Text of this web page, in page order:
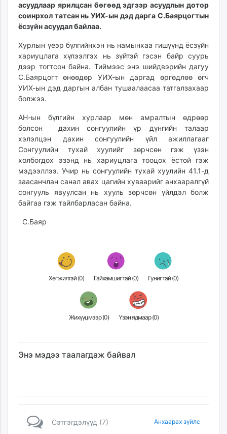
tovch.mn
ikon.mn
mnb.mn
Livetv.mn
Eguur.mn
24tsag.mn
shuud.mn
eagle.mn
zarig.mn
zuv.mn
mminfo.mn
ugluu.mn
urlag.mn
unen.mn
shudarga.mn
mglradio.com
tvmongolia.mn
tac.mn
paparazzi.mn
асуудлаар ярилцсан бөгөөд эдгээр асуудлын дотор
соинрхол татсан нь УИХ-ын дэд дарга С.Баярцогтын
ёсзүйн асуудал байлаа.
Хурлын үеэр бүлгийнхэн нь намынхаа гишүүнд ёсзүйн
хариуцлага хүлээлгэх нь зүйтэй гэсэн байр суурь
дээр тогтсон байна. Тиймээс энэ шийдвэрийн дагуу
С.Баярцогт өнөөдөр УИХ-ын даргад өргөдлөө өгч
УИХ-ын дэд даргын албан тушаалаасаа татгалзахаар
болжээ.
АН-ын бүлгийн хурлаар мөн амралтын өдрөөр
болсон дахин сонгуулийн үр дүнгийн талаар
хэлэлцэн дахин сон­гуу­лийн үйл ажиллагааг
Сонгуулийн тухай хуулийг зөрчсөн гэж үзэн
холбогдох эзэнд нь хариуцлага тооцох ёстой гэж
мэдээллээ. Учир нь сонгуулийн тухай хуу­лийн 41.1-д
заасанчлан санал авах цагийн хуваарийг анхааралгүй
сонгууль явуул­сан нь хууль зөрчсөн үйлдэл болж
байгаа гэж тайлбарласан байна.
С.Баяр
Хөгжилтэй (0) Гайхамшигтай (0) Гунигтай (0)
Жихүүцмээр (0) Үзэн ядмаар (0)
Энэ мэдээ таалагдаж байвал
Сэтгэгдэлүүд (7) Анхаарах зүйлс